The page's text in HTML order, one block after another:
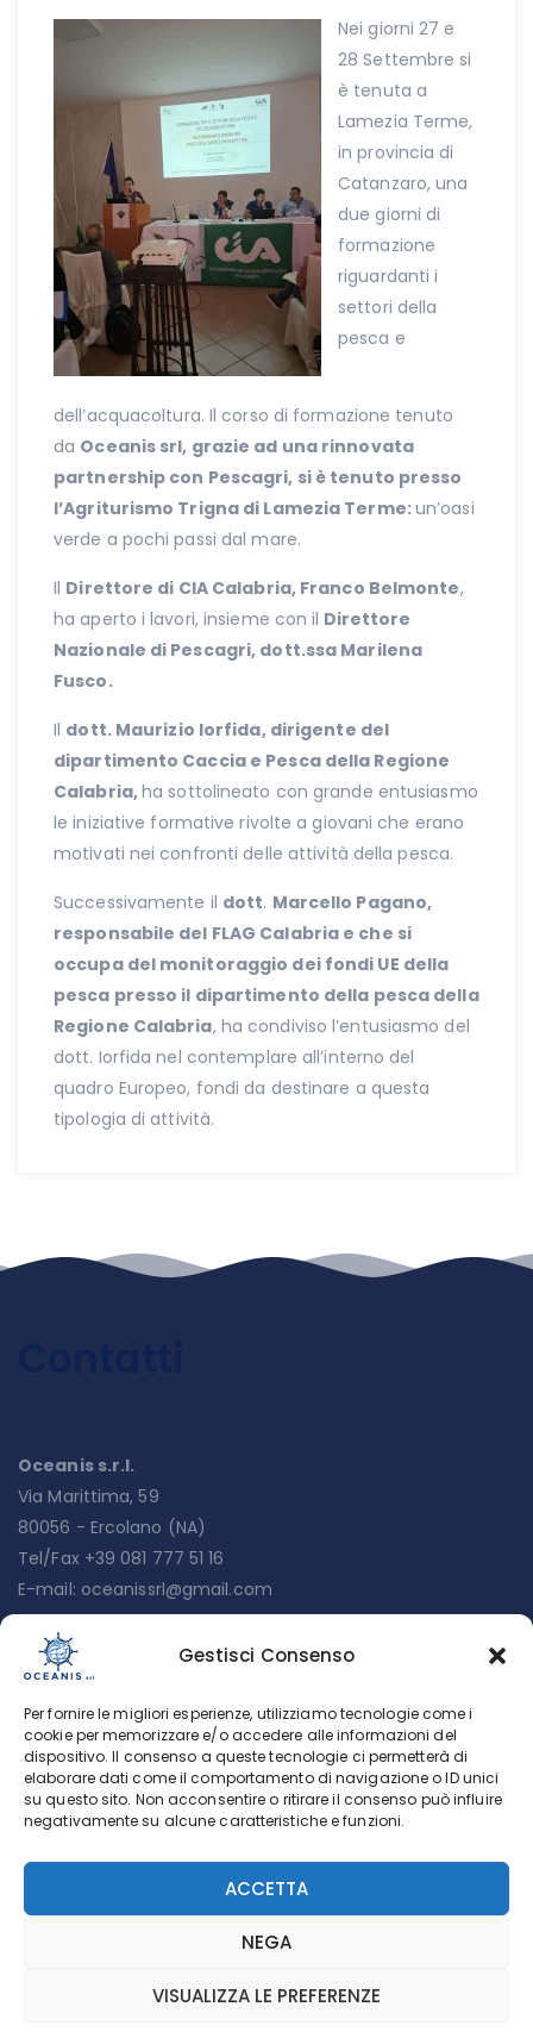
Gestisci Consenso
Per fornire le migliori esperienze, utilizziamo tecnologie come i
cookie per memorizzare e/o accedere alle informazioni del
dispositivo. Il consenso a queste tecnologie ci permetterà di
elaborare dati come il comportamento di navigazione o ID unici
su questo sito. Non acconsentire o ritirare il consenso può influire
negativamente su alcune caratteristiche e funzioni.
ACCETTA
NEGA
VISUALIZZA LE PREFERENZE
Nei giorni 27 e
28 Settembre si
è tenuta a
Lamezia Terme,
in provincia di
Catanzaro, una
due giorni di
formazione
riguardanti i
settori della
pesca e
dell’acquacoltura. Il corso di formazione tenuto
da Oceanis srl, grazie ad una rinnovata
partnership con Pescagri, si è tenuto presso
l’Agriturismo Trigna di Lamezia Terme:un’oasi
verde a pochi passi dal mare.
Il Direttore di CIA Calabria, Franco Belmonte,
ha aperto i lavori, insieme con il Direttore
Nazionale di Pescagri, dott.ssa Marilena
Fusco.
Il dott. Maurizio Iorfida, dirigente del
dipartimento Caccia e Pesca della Regione
Calabria,ha sottolineato con grande entusiasmo
le iniziative formative rivolte a giovani che erano
motivati nei confronti delle attività della pesca.
Successivamente il dott. Marcello Pagano,
responsabile del FLAG Calabria e che si
occupa del monitoraggio dei fondi UE della
pesca presso il dipartimento della pesca della
Regione Calabria, ha condiviso l’entusiasmo del
dott. Iorfida nel contemplare all’interno del
quadro Europeo, fondi da destinare a questa
tipologia di attività.
Oceanis s.r.l.
Via Marittima, 59
80056 - Ercolano (NA)
Tel/Fax +39 081 777 51 16
E-mail: oceanissrl@gmail.com
Menu
Chi siamo
Servizi
Lavora con noi
Cookie Policy (UE)